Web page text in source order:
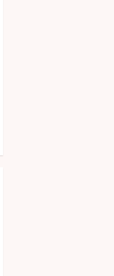
KOLAM JOGJA
KOLAM RENANG JOGJA